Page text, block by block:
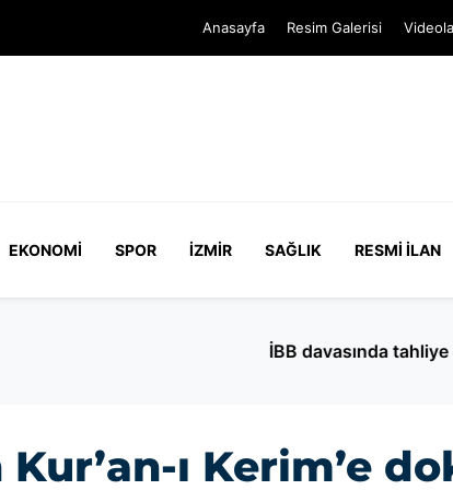
Anasayfa Resim Galerisi
EKONOMI SPOR İZMIR SAĞLIK RESMI İLAN
ı Kerim’e